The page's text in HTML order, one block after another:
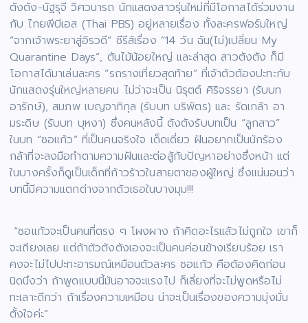
ตังตัง-นัฐรุจี วิศวนารถ นักแสดงสาวรุ่นใหม่ที่มีโอกาสได้ร่วมงาน
กับ ไทยพีบีเอส (Thai PBS) อยู่หลายเรื่อง ทั้งละครฟอร์มใหญ่
“จากเจ้าพระยาสู่อิรวดี” ซีรีส์เรื่อง ”14 วัน ฉัน(ไม่)เปลี่ยน My
Quarantine Days”, ต้นไม้น้อยใหญ่ และล่าสุด สาวตังตัง ก็มี
โอกาสได้มาเล่นละคร “รถรางเที่ยวสุดท้าย” ที่เจ้าตัวต้องปะทะกับ
นักแสดงรุ่นใหญ่หลายคน ไม่ว่าจะเป็น นิรุตต์ ศิริจรรยา (รับบท
อารักษ์), สมภพ เบญจาทิกุล (รับบท บริพัตร) และ รัดเกล้า อา
มระดิษ (รับบท บุหงา) ซึ่งคนหลังนี้ ตังตังรับบทเป็น “ลูกสาว”
ในบท “ซอแก้ว” ที่เป็นคนจริงใจ เด็ดเดี่ยว ฝันอยากเป็นนักร้อง
กล้าที่จะลงมือทำตามความฝันและต่อสู้กับปัญหาอย่างซึ่งหน้า แต่
ในบางครั้งก็ดูเป็นเด็กที่ก้าวร้าวในสายตาของผู้ใหญ่ ซึ่งแน่นอนว่า
บทนี้มีความแตกต่างจากตัวเธอในบางมุม!!!
“ซอแก้วจะเป็นคนที่ตรง ๆ โผงผาง ถ้าคิดอะไรแล้วไม่ถูกใจ เขาก็
จะเถียงเลย แต่ถ้าตัวตังตังเองจะเป็นคนค่อนข้างเรียบร้อย เรา
คงจะไม่ไปปะทะอารมณ์เหมือนตัวละคร ซอแก้ว คือต้องคิดก่อน
นิดนึงว่า ถ้าพูดแบบนี้มันอาจจะแรงไป ก็เลี่ยงที่จะไม่พูดหรือไม่
ทะเลาะดีกว่า ถ้าเรื่องความเหมือน น่าจะเป็นเรื่องของความมุ่งมั่น
ตั้งใจค่ะ”